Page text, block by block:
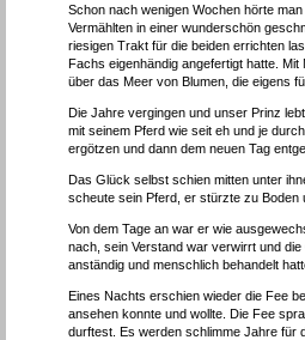
Schon nach wenigen Wochen hörte
Vermählten in einer wunderschön
riesigen Trakt für die beiden errichten
Fachs eigenhändig angefertigt hatte.
über das Meer von Blumen, die eigens
Die Jahre vergingen und unser Prinz
mit seinem Pferd wie seit eh und je
ergötzen und dann dem neuen Tag
Das Glück selbst schien mitten unter
scheute sein Pferd, er stürzte zu Boden
Von dem Tage an war er wie
nach, sein Verstand war verwirrt und
anständig und menschlich behandelt
Eines Nachts erschien wieder die Fee
ansehen konnte und wollte. Die Fee
durftest. Es werden schlimme Jahre für